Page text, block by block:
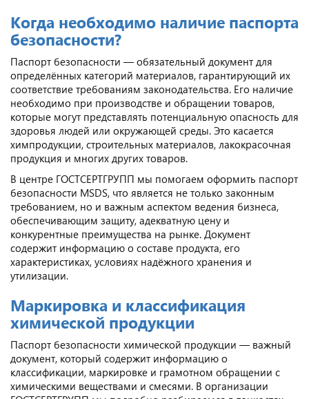
Когда необходимо наличие паспорта
безопасности?
Паспорт безопасности — обязательный документ для
определённых категорий материалов, гарантирующий их
соответствие требованиям законодательства. Его наличие
необходимо при производстве и обращении товаров,
которые могут представлять потенциальную опасность для
здоровья людей или окружающей среды. Это касается
химпродукции, строительных материалов, лакокрасочная
продукция и многих других товаров.
В центре ГОСТСЕРТГРУПП мы помогаем оформить паспорт
безопасности MSDS, что является не только законным
требованием, но и важным аспектом ведения бизнеса,
обеспечивающим защиту, адекватную цену и
конкурентные преимущества на рынке. Документ
содержит информацию о составе продукта, его
характеристиках, условиях надёжного хранения и
утилизации.
Маркировка и классификация
химической продукции
Паспорт безопасности химической продукции — важный
документ, который содержит информацию о
классификации, маркировке и грамотном обращении с
химическими веществами и смесями. В организации